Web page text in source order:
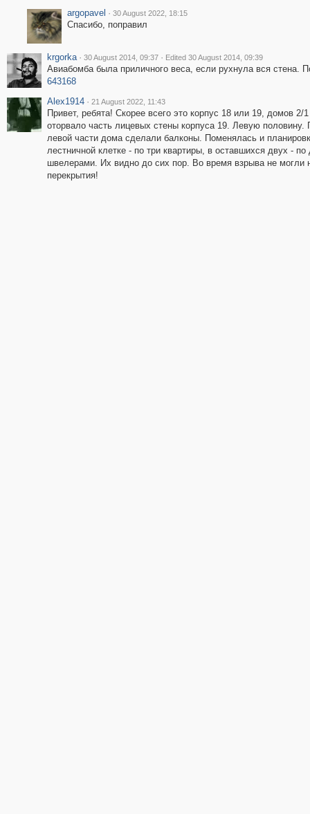
argopavel · 30 August 2022, 18:15
Спасибо, поправил
krgorka · 30 August 2014, 09:37 · Edited 30 August 2014, 09:39
Авиабомба была приличного веса, если рухнула вся стена.
643168
Alex1914 · 21 August 2022, 11:43
Привет, ребята! Скорее всего это корпус 18 или 19, домов
оторвало часть лицевых стены корпуса 19. Левую половину.
левой части дома сделали балконы. Поменялась и
лестничной клетке - по три квартиры, в оставшихся двух -
швелерами. Их видно до сих пор. Во время взрыва не могли
перекрытия!